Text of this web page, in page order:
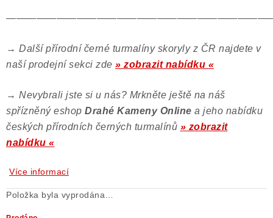
→ Další přírodní černé turmalíny skoryly z ČR najdete v
naší prodejní sekci zde » zobrazit nabídku «
→ Nevybrali jste si u nás? Mrkněte ještě na náš
spřízněný eshop Drahé Kameny Online a jeho nabídku
českých přírodních černých turmalínů » zobrazit
nabídku «
Více informací
Položka byla vyprodána…